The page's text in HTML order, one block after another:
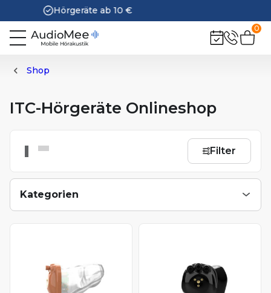
30 Tage kostenlos testen
0
Shop
ITC-Hörgeräte Onlineshop
Filter
Kategorien
Alle HdO-Hörgeräte
HdO mit Ex-Hörer (RIC)
Alle Hörgeräte
Im-Ohr-Hörgeräte